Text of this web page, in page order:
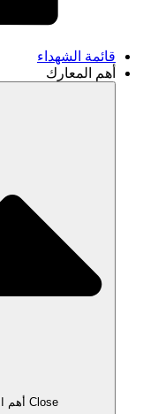
قائمة الشهداء
أهم المعارك
Close أهم المعارك